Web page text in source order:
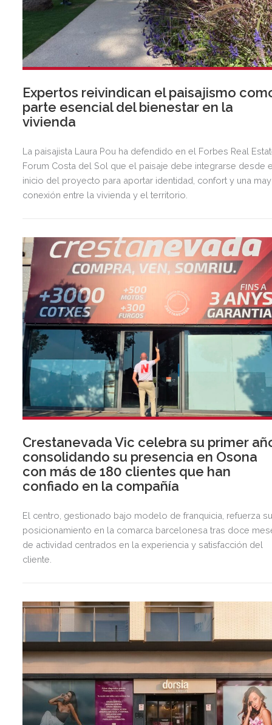
Expertos reivindican el paisajismo
parte esencial del bienestar en la
vivienda
La paisajista Laura Pou ha defendido en el Forbes Real
Forum Costa del Sol que el paisaje debe integrarse desde
inicio del proyecto para aportar identidad, confort y una
conexión entre la vivienda y el territorio.
Crestanevada Vic celebra su primer
consolidando su presencia en Osona
con más de 180 clientes que han
confiado en la compañía
El centro, gestionado bajo modelo de franquicia, refuerza
posicionamiento en la comarca barcelonesa tras doce
de actividad centrados en la experiencia y satisfacción del
cliente.